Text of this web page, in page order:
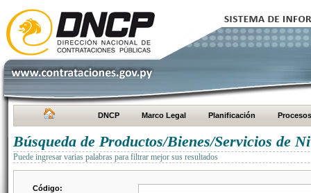
DNCP Marco Legal Planificación Procesos
Búsqueda de Productos/Bienes/Servicios de
Puede ingresar varias palabras para filtrar mejor sus resultados
Código: